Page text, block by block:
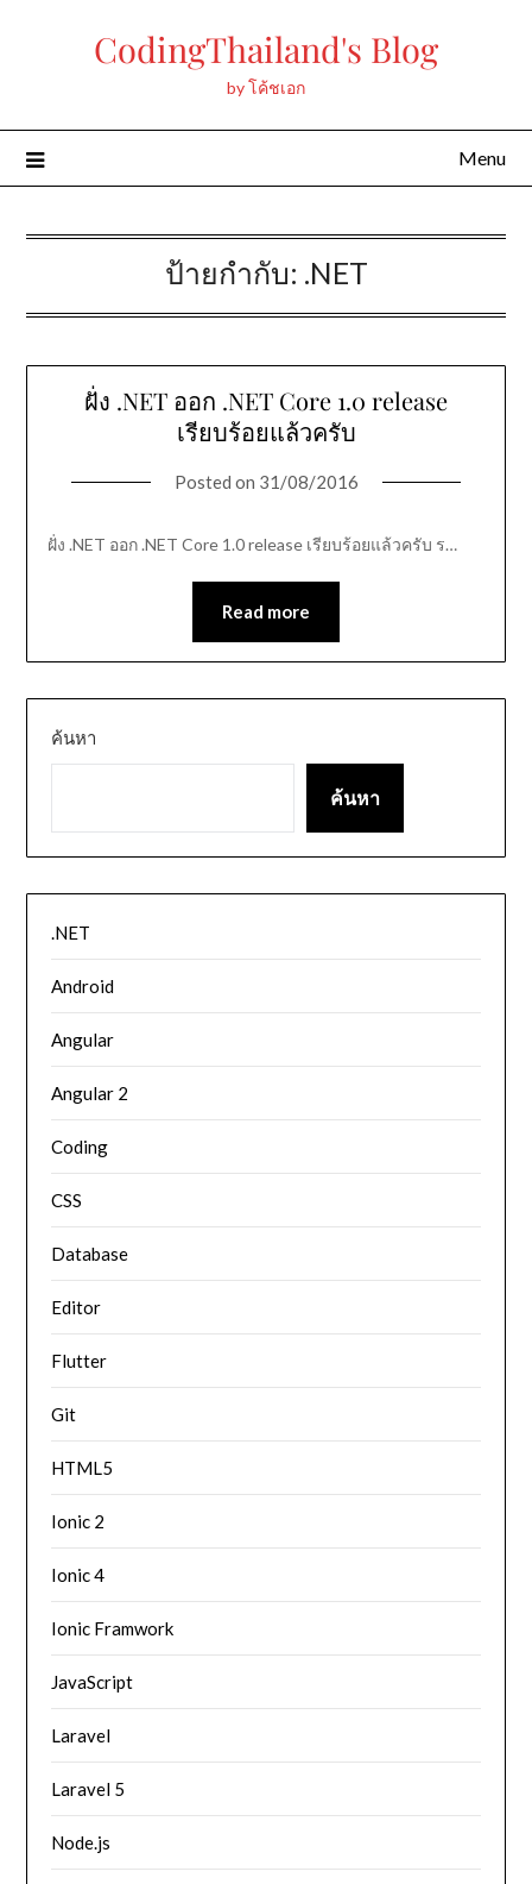
CodingThailand's Blog
by โค้ชเอก
Menu
ป้ายกำกับ: .NET
ฝั่ง .NET ออก .NET Core 1.0 release
เรียบร้อยแล้วครับ
Posted on 31/08/2016
ฝั่ง .NET ออก .NET Core 1.0 release เรียบร้อยแล้วครับ ร…
Read more
ค้นหา
ค้นหา
.NET
Android
Angular
Angular 2
Coding
CSS
Database
Editor
Flutter
Git
HTML5
Ionic 2
Ionic 4
Ionic Framwork
JavaScript
Laravel
Laravel 5
Node.js